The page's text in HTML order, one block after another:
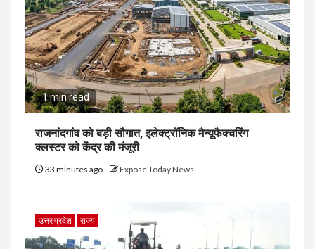
1 min read
राजनांदगांव को बड़ी सौगात, इलेक्ट्रॉनिक मैन्यूफैक्चरिंग
क्लस्टर को केंद्र की मंजूरी
33 minutes ago Expose Today News
उत्तर प्रदेश राज्य